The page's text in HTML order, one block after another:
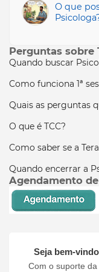
O que
Perguntas sobre
Quando buscar
Como funciona 1ª
Quais as perguntas
O que é TCC?
Como saber se a
Quando encerrar a
Agendamento
Seja bem-
Com o suporte